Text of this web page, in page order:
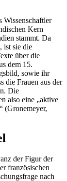
Wissenschaftler
Kern
stammt. Da
ist sie die
über die
dem 15.
sowie ihr
die Frauen aus der
Die
also eine „aktive
(Gronemeyer,
der Figur der
französischen
nach